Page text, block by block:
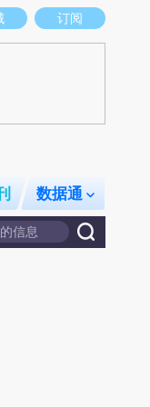
点和立场。推荐点击链接阅
订阅
数据通